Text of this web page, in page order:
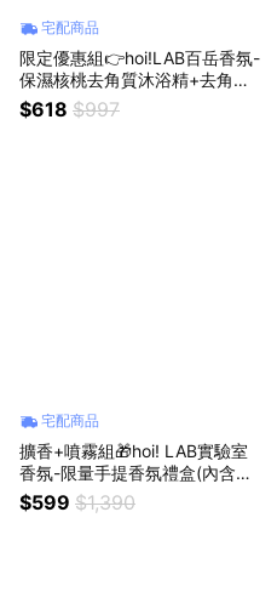
宅配商品
限定優惠組👉hoi!LAB百岳香氛-
保濕核桃去角質沐浴精+去角質
洗手露+珊瑚絨親膚吸水擦手巾
🎁送禮首選🎁
$618 $997
宅配商品
擴香+噴霧組🎁hoi! LAB實驗室
香氛-限量手提香氛禮盒(內含擴
香x3+空間噴霧x1) 🎁 閨密禮物
情人禮物 心意送禮
$599 $1,390